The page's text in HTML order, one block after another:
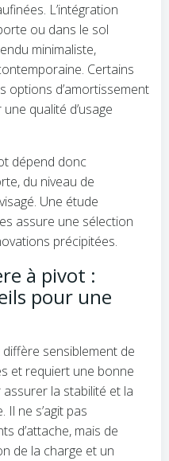
L’intégration
ou dans le sol
minimaliste,
Certains
options d’amortissement
qualité d’usage
dépend donc
du niveau de
Une étude
assure une sélection
précipitées.
à pivot :
pour une
sensiblement de
et requiert une bonne
la stabilité et la
ne s’agit pas
d’attache, mais de
de la charge et un